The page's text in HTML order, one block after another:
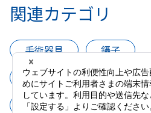
関連カテゴリ
手術器具
鑷子
トロカールカニューラ用鑷子
網膜・硝子体手術用器具